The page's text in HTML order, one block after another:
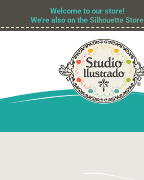
Welcome to our store!
We're also on theSilhouette Store